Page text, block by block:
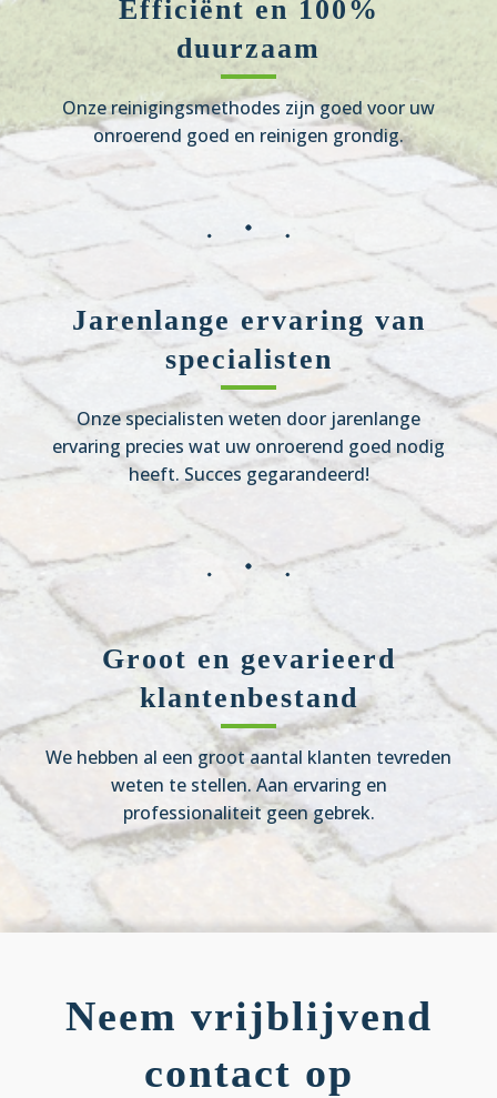
Efficiënt en 100%
duurzaam
Onze reinigingsmethodes zijn goed voor uw
onroerend goed en reinigen grondig.
Jarenlange ervaring van
specialisten
Onze specialisten weten door jarenlange
ervaring precies wat uw onroerend goed nodig
heeft. Succes gegarandeerd!
Groot en gevarieerd
klantenbestand
We hebben al een groot aantal klanten tevreden
weten te stellen. Aan ervaring en
professionaliteit geen gebrek.
Neem vrijblijvend
contact op